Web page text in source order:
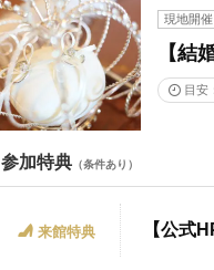
現地開催
【結
目安
参加特典 （条件あり）
来館特典 【公式